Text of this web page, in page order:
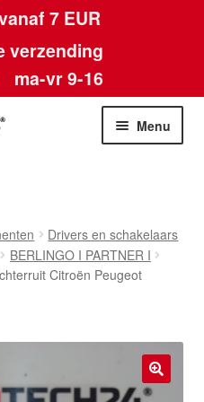
7 EUR
verzending
ma-vr 9-16
Menu
Drivers en schakelaars
BERLINGO I PARTNER I
Citroën Peugeot
🔍